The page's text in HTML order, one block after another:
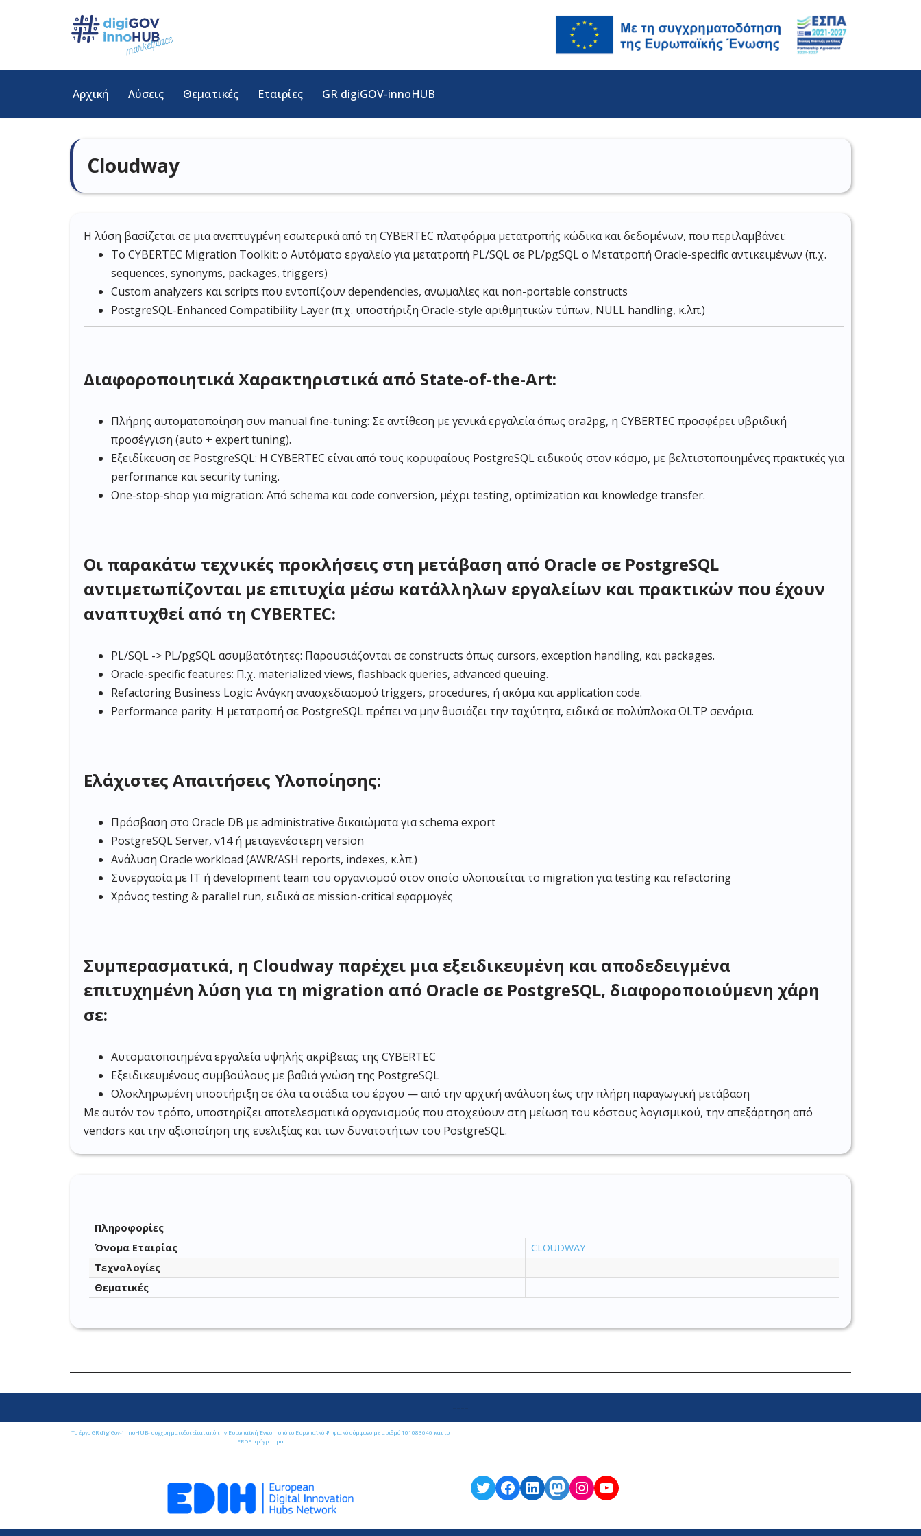
Μεταπηδήστε
περιεχόμενο
Αρχική
Λύσεις Θεματικές Εταιρίες GR digiGOV-innoHUB
Cloudway
Η λύση βασίζεται σε μια ανεπτυγμένη εσωτερικά από τη CYBERTEC πλατφόρμα μετατροπής κώδικα και δεδομένων, που περιλαμβάνει:
Το CYBERTEC Migration Toolkit: o Αυτόματο εργαλείο για μετατροπή PL/SQL σε PL/pgSQL o Μετατροπή Oracle-specific αντικειμένων (π.χ.
sequences, synonyms, packages, triggers)
Custom analyzers και scripts που εντοπίζουν dependencies, ανωμαλίες και non-portable constructs
PostgreSQL-Enhanced Compatibility Layer (π.χ. υποστήριξη Oracle-style αριθμητικών τύπων, NULL handling, κ.λπ.)
Διαφοροποιητικά Χαρακτηριστικά από State-of-the-Art:
Πλήρης αυτοματοποίηση συν manual fine-tuning: Σε αντίθεση με γενικά εργαλεία όπως ora2pg, η CYBERTEC προσφέρει υβριδική
προσέγγιση (auto + expert tuning).
Εξειδίκευση σε PostgreSQL: H CYBERTEC είναι από τους κορυφαίους PostgreSQL ειδικούς στον κόσμο, με βελτιστοποιημένες πρακτικές για
performance και security tuning.
One-stop-shop για migration: Από schema και code conversion, μέχρι testing, optimization και knowledge transfer.
Οι παρακάτω τεχνικές προκλήσεις στη μετάβαση από Oracle σε PostgreSQL
αντιμετωπίζονται με επιτυχία μέσω κατάλληλων εργαλείων και πρακτικών που έχουν
αναπτυχθεί από τη CYBERTEC:
PL/SQL -> PL/pgSQL ασυμβατότητες: Παρουσιάζονται σε constructs όπως cursors, exception handling, και packages.
Oracle-specific features: Π.χ. materialized views, flashback queries, advanced queuing.
Refactoring Business Logic: Ανάγκη ανασχεδιασμού triggers, procedures, ή ακόμα και application code.
Performance parity: H μετατροπή σε PostgreSQL πρέπει να μην θυσιάζει την ταχύτητα, ειδικά σε πολύπλοκα OLTP σενάρια.
Ελάχιστες Απαιτήσεις Υλοποίησης:
Πρόσβαση στο Oracle DB με administrative δικαιώματα για schema export
PostgreSQL Server, v14 ή μεταγενέστερη version
Ανάλυση Oracle workload (AWR/ASH reports, indexes, κ.λπ.)
Συνεργασία με IT ή development team του οργανισμού στον οποίο υλοποιείται το migration για testing και refactoring
Χρόνος testing & parallel run, ειδικά σε mission-critical εφαρμογές
Συμπερασματικά, η Cloudway παρέχει μια εξειδικευμένη και αποδεδειγμένα
επιτυχημένη λύση για τη migration από Oracle σε PostgreSQL, διαφοροποιούμενη χάρη
σε:
Αυτοματοποιημένα εργαλεία υψηλής ακρίβειας της CYBERTEC
Εξειδικευμένους συμβούλους με βαθιά γνώση της PostgreSQL
Ολοκληρωμένη υποστήριξη σε όλα τα στάδια του έργου — από την αρχική ανάλυση έως την πλήρη παραγωγική μετάβαση
Με αυτόν τον τρόπο, υποστηρίζει αποτελεσματικά οργανισμούς που στοχεύουν στη μείωση του κόστους λογισμικού, την απεξάρτηση από
vendors και την αξιοποίηση της ευελιξίας και των δυνατοτήτων του PostgreSQL.
Πληροφορίες
Όνομα Εταιρίας
CLOUDWAY
Τεχνολογίες
Θεματικές
----
Το έργο GR digiGov-innoHUB- συγχρηματοδοτείται από την Ευρωπαϊκή Ένωση υπό το Ευρωπαϊκό Ψηφιακό σύμφωνο με αριθμό 101083646 και το
ERDF πρόγραμμα